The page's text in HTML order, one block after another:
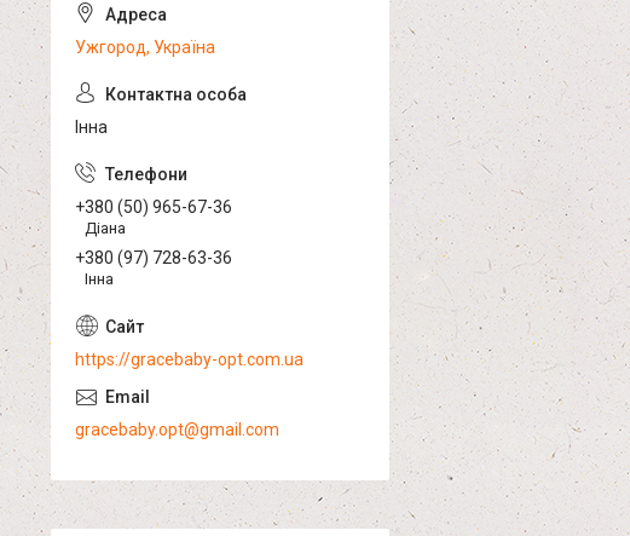
Ужгород, Україна
Інна
+380 (50) 965-67-36
Діана
+380 (97) 728-63-36
Інна
https://gracebaby-opt.com.ua
gracebaby.opt@gmail.com